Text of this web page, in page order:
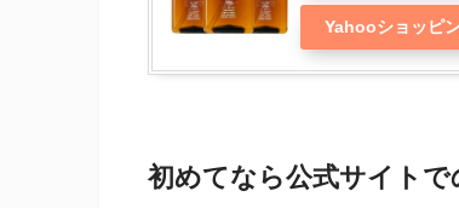
Yahooショッピ
初めてなら公式サイト